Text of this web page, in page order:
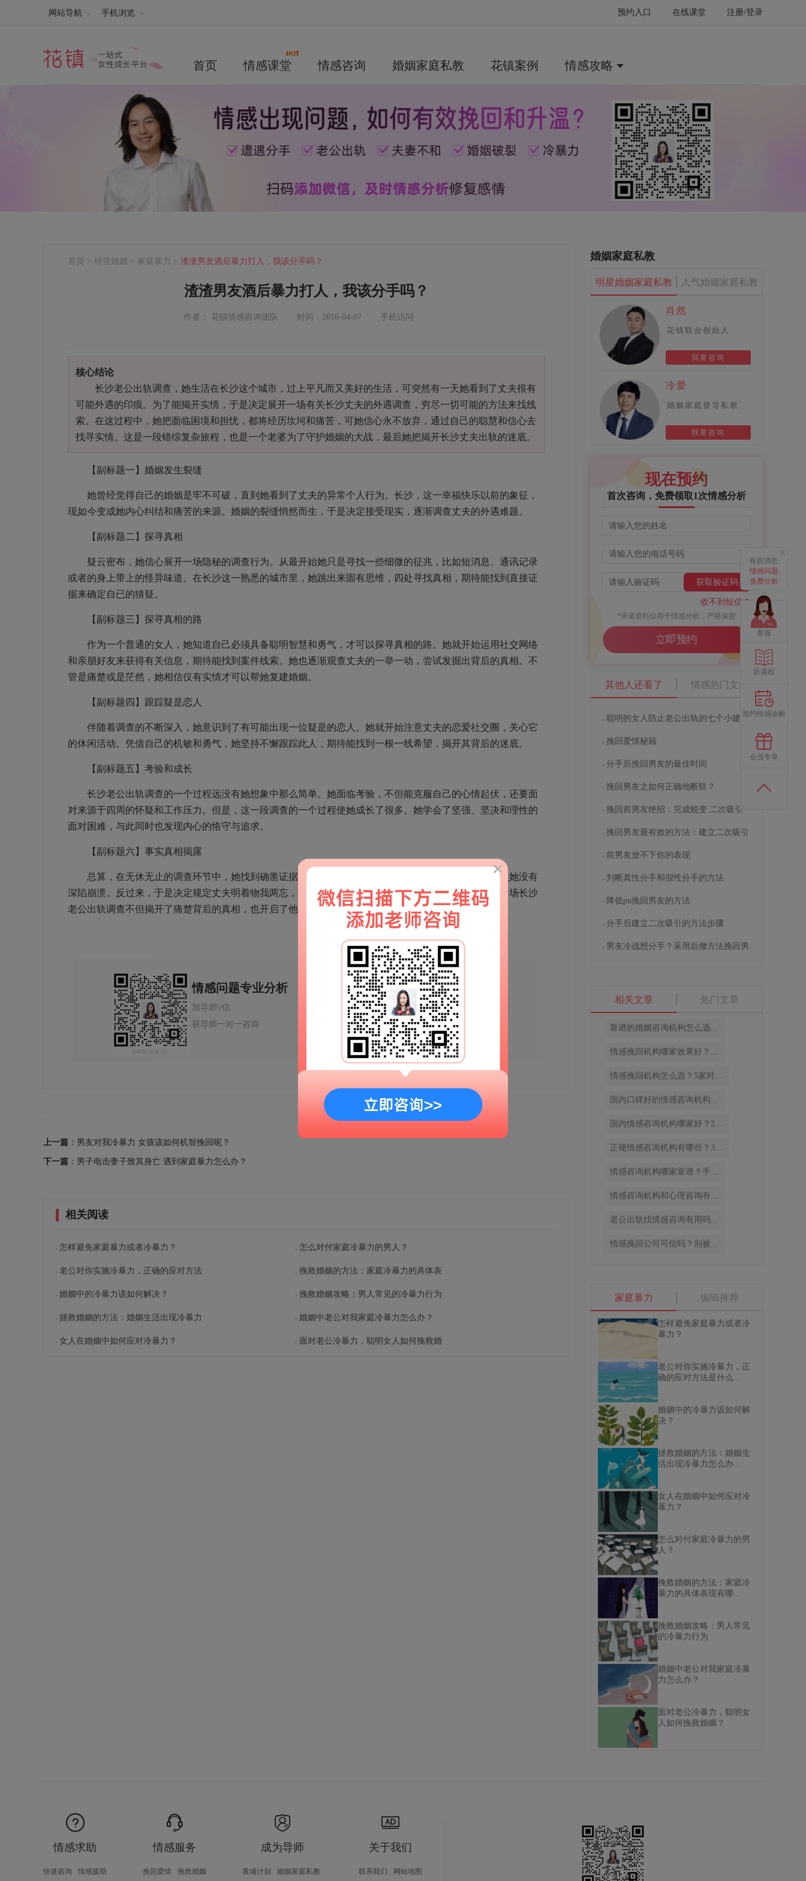
预约入口 在线课堂 注册/登录
网站导航 手机浏览
首页 情感课堂 情感咨询 婚姻家庭私教 花镇案例 情感攻略
首页 > 经营婚姻 > 家庭暴力 > 渣渣男友酒后暴力打人，我该分手吗？
渣渣男友酒后暴力打人，我该分手吗？
作者： 花镇情感咨询团队 时间：2016-04-07 手机访问
核心结论
长沙老公出轨调查，她生活在长沙这个城市，过上平凡而又美好的生活，可突然有一天她看到了丈夫很有
可能外遇的印痕。为了能揭开实情，于是决定展开一场有关长沙丈夫的外遇调查，穷尽一切可能的方法来找线
索。在这过程中，她把面临困境和担忧，都将经历坎坷和痛苦，可她信心永不放弃，通过自己的聪慧和信心去
找寻实情。这是一段错综复杂旅程，也是一个老婆为了守护婚姻的大战，最后她把揭开长沙丈夫出轨的迷底。
【副标题一】婚姻发生裂缝
她曾经觉得自己的婚姻是牢不可破，直到她看到了丈夫的异常个人行为。长沙，这一幸福快乐以前的象征，
现如今变成她内心纠结和痛苦的来源。婚姻的裂缝悄然而生，于是决定接受现实，逐渐调查丈夫的外遇难题。
【副标题二】探寻真相
疑云密布，她信心展开一场隐秘的调查行为。从最开始她只是寻找一些细微的征兆，比如短消息、通讯记录
或者的身上带上的怪异味道。在长沙这一熟悉的城市里，她跳出来固有思维，四处寻找真相，期待能找到直接证
据来确定自已的猜疑。
【副标题三】探寻真相的路
作为一个普通的女人，她知道自己必须具备聪明智慧和勇气，才可以探寻真相的路。她就开始运用社交网络
和亲朋好友来获得有关信息，期待能找到案件线索。她也逐渐观查丈夫的一举一动，尝试发掘出背后的真相。不
管是痛楚或是茫然，她相信仅有实情才可以帮她复建婚姻。
【副标题四】跟踪疑是恋人
伴随着调查的不断深入，她意识到了有可能出现一位疑是的恋人。她就开始注意丈夫的恋爱社交圈，关心它
的休闲活动。凭借自己的机敏和勇气，她坚持不懈跟踪此人，期待能找到一根一线希望，揭开其背后的迷底。
【副标题五】考验和成长
长沙老公出轨调查的一个过程远没有她想象中那么简单。她面临考验，不但能克服自己的心情起伏，还要面
对来源于四周的怀疑和工作压力。但是，这一段调查的一个过程使她成长了很多。她学会了坚强、坚决和理性的
面对困难，与此同时也发现内心的恪守与追求。
【副标题六】事实真相揭露
总算，在无休无止的调查环节中，她找到确凿证据，证实丈夫的外遇。这一实情让其伤心和心痛，但她没有
深陷崩溃。反过来，于是决定规定丈夫明着物我两忘，重新思考他的婚姻，并探寻解决问题的办法。这一场长沙
老公出轨调查不但揭开了痛楚背后的真相，也开启了他们夫妻间一个新的概率。
情感问题专业分析
加导师\/信
获导师一对一咨询
移动端官网
扫一扫
解锁更多情感秘籍
上一篇 ：男友对我冷暴力 女孩该如何机智挽回呢？
下一篇 ：男子电击妻子致其身亡 遇到家庭暴力怎么办？
相关阅读
怎样避免家庭暴力或者冷暴力？
老公对你实施冷暴力，正确的应对方法
婚姻中的冷暴力该如何解决？
拯救婚姻的方法：婚姻生活出现冷暴力
女人在婚姻中如何应对冷暴力？
怎么对付家庭冷暴力的男人？
挽救婚姻的方法：家庭冷暴力的具体表
挽救婚姻攻略：男人常见的冷暴力行为
婚姻中老公对我家庭冷暴力怎么办？
面对老公冷暴力，聪明女人如何挽救婚
婚姻家庭私教
明星婚姻家庭私教 人气婚姻家庭私教
肖然
花镇联合创始人
我要咨询
冷爱
婚姻家庭督导私教
我要咨询
现在预约
首次咨询，免费领取1次情感分析
获取验证码
收不到短信？
*承诺资料仅用于情感分析，严格保密
立即预约
其他人还看了 情感热门文章
聪明的女人防止老公出轨的七个小建议
挽回爱情秘籍
分手后挽回男友的最佳时间
挽回男友之如何正确地断联？
挽回前男友绝招：完成蜕变 二次吸引
挽回男友最有效的方法：建立二次吸引
前男友放不下你的表现
判断真性分手和假性分手的方法
降低pu挽回男友的方法
分手后建立二次吸引的方法步骤
男友冷战想分手？采用后撤方法挽回男友
相关文章 热门文章
靠谱的婚姻咨询机构怎么选...
情感挽回机构哪家效果好？...
情感挽回机构怎么选？5家对...
国内口碑好的情感咨询机构...
国内情感咨询机构哪家好？2...
正规情感咨询机构有哪些？3...
情感咨询机构哪家靠谱？手...
情感咨询机构和心理咨询有...
老公出轨找情感咨询有用吗...
情感挽回公司可信吗？别被...
家庭暴力 编辑推荐
怎样避免家庭暴力或者冷
暴力？
老公对你实施冷暴力，正
确的应对方法是什么...
婚姻中的冷暴力该如何解
决？
拯救婚姻的方法：婚姻生
活出现冷暴力怎么办...
女人在婚姻中如何应对冷
暴力？
怎么对付家庭冷暴力的男
人？
挽救婚姻的方法：家庭冷
暴力的具体表现有哪...
挽救婚姻攻略：男人常见
的冷暴力行为
婚姻中老公对我家庭冷暴
力怎么办？
面对老公冷暴力，聪明女
人如何挽救婚姻？
情感求助
快速咨询 情感援助
情感服务
挽回爱情 挽救婚姻
成为导师
黄埔计划 婚姻家庭私教
关于我们
联系我们 网站地图
有新消息:
情感问题
免费分析
客服
听课程
预约情感诊断
会员专享